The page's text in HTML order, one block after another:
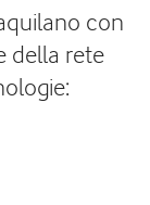
con
della rete